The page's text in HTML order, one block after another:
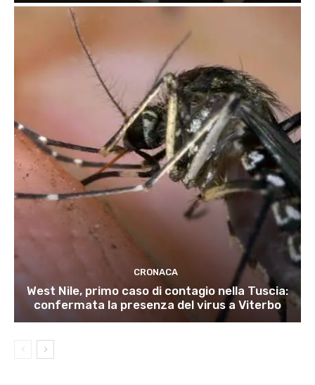
CRONACA
West Nile, primo caso di contagio nella Tuscia:
confermata la presenza del virus a Viterbo